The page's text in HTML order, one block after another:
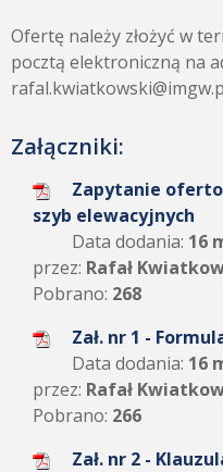
Ofertę należy złożyć w
pocztą elektroniczną na
Załączniki:
Zapytanie
szyb elewacyjnych
Data dodania: 16
przez: Rafał
Pobrano: 268
Zał. nr 1 -
Data dodania: 16
przez: Rafał
Pobrano: 266
Zał. nr 2 -